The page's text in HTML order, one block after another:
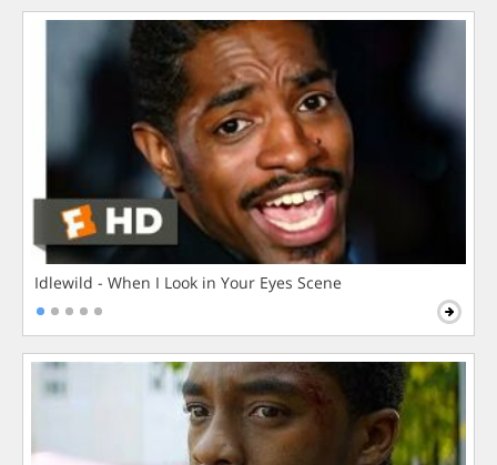
Idlewild - When I Look in Your Eyes Scene